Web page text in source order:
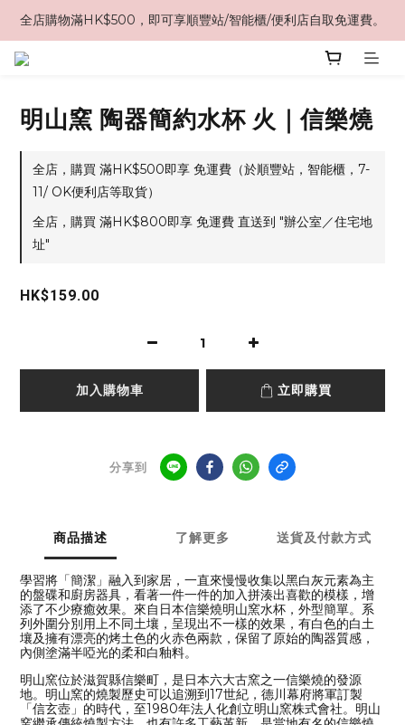
全店購物滿HK$500，即可享順豐站/智能櫃/便利店自取免運費。
明山窯 陶器簡約水杯 火｜信樂燒
全店，購買 滿HK$500即享 免運費（於順豐站，智能櫃，7-
11/ OK便利店等取貨）
全店，購買 滿HK$800即享 免運費 直送到 "辦公室／住宅地
址"
HK$159.00
加入購物車 立即購買
分享到
商品描述 了解更多 送貨及付款方式
學習將「簡潔」融入到家居，一直來慢慢收集以黑白灰元素為主
的盤碟和廚房器具，看著一件一件的加入拼湊出喜歡的模樣，增
添了不少療癒效果。來自日本信樂燒明山窯水杯，外型簡單。系
列外圍分別用上不同土壤，呈現出不一樣的效果，有白色的白土
壤及擁有漂亮的烤土色的火赤色兩款，保留了原始的陶器質感，
內側塗滿半啞光的柔和白釉料。
明山窯位於滋賀縣信樂町，是日本六大古窯之一信樂燒的發源
地。明山窯的燒製歷史可以追溯到17世紀，德川幕府將軍訂製
「信玄壺」的時代，至1980年法人化創立明山窯株式會社。明山